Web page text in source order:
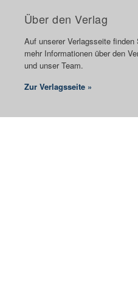
Über den Verlag
Auf unserer Verlagsseite finden
mehr Informationen über den
und unser Team.
Zur Verlagsseite »